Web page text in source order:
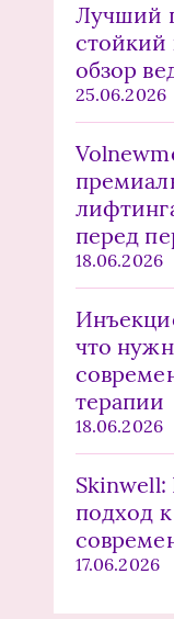
Лучший
стойкий
обзор
25.06.2026
перед
18.06.2026
что
терапии
18.06.2026
подход
17.06.2026